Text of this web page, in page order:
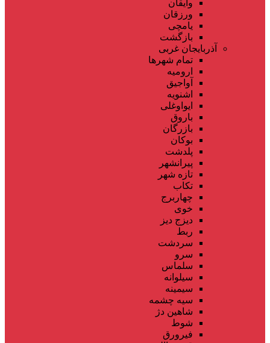
وایقان
ورزقان
یامچی
بازگشت
آذربایجان غربی
تمام شهر‌ها
ارومیه
آواجیق
اشنویه
ایواوغلی
باروق
بازرگان
بوکان
پلدشت
پیرانشهر
تازه شهر
تکاب
چهاربرج
خوی
دیزج دیز
ربط
سردشت
سرو
سلماس
سیلوانه
سیمینه
سیه چشمه
شاهین دژ
شوط
فیرورق